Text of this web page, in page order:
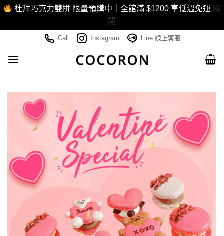
杜拜巧克力雙拼 限量預購中｜全館滿 $1200 享低溫免運 關
閉
content
Call Instagram Line 線上客服